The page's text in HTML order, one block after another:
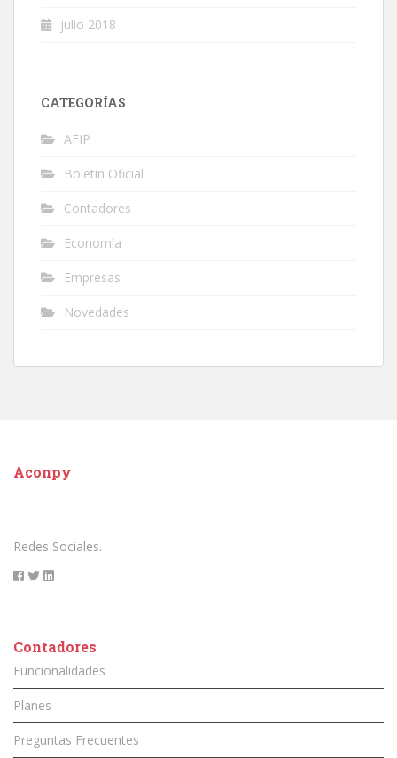
julio 2018
CATEGORÍAS
AFIP
Boletín Oficial
Contadores
Economía
Empresas
Novedades
Aconpy
Redes Sociales.
Contadores
Funcionalidades
Planes
Preguntas Frecuentes